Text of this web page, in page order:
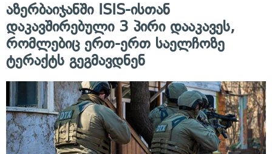
აზერბაიჯანში ISIS-ისთან
დაკავშირებული 3 პირი დააკავეს,
რომლებიც ერთ-ერთ საელჩოზე
ტერაქტს გეგმავდნენ